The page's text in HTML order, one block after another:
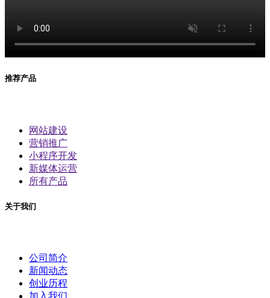
推荐产品
网站建设
营销推广
小程序开发
新媒体运营
所有产品
关于我们
公司简介
新闻动态
创业历程
加入我们